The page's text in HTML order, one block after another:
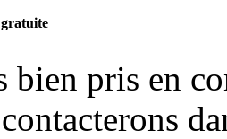
bien pris en